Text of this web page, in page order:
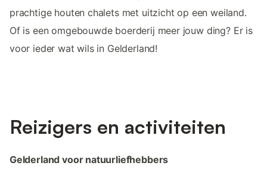
prachtige houten chalets met uitzicht op een weiland.
Of is een omgebouwde boerderij meer jouw ding? Er is
voor ieder wat wils in Gelderland!
Reizigers en activiteiten
Gelderland voor natuurliefhebbers